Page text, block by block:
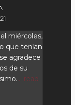
miércoles,
que tenían
agradece
de su
... read